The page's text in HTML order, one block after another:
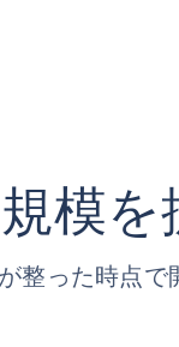
模
った時点で